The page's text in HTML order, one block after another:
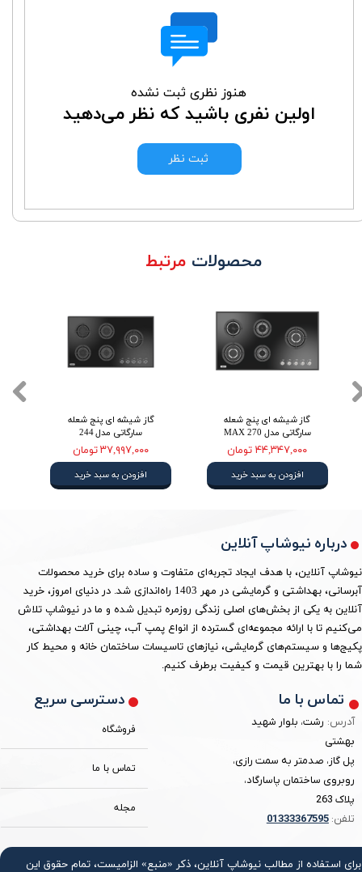
هنوز نظری ثبت نشده
اولین نفری باشید که نظر می‌دهید
ثبت نظر
گاز شیشه ای پنج شعله
سارگاتی مدل 244
۳۷,۹۹۷,۰۰۰ تومان
افزودن به سبد خرید
گاز شیشه ای پنج شعله
سارگاتی مدل 270 MAX
۴۴,۳۴۷,۰۰۰ تومان
افزودن به سبد خرید
محصولات مرتبط
برای استفاده از مطالب نیوشاپ آنلاین، ذکر «منبع» الزامیست، تمام حقوق اين
درباره نیوشاپ آنلاین
نیوشاپ آنلاین، با هدف ایجاد تجربه‌ای متفاوت و ساده برای خرید محصولات
آبرسانی، بهداشتی و گرمایشی در مهر 1403 راه‌اندازی شد. در دنیای امروز، خرید
آنلاین به یکی از بخش‌های اصلی زندگی روزمره تبدیل شده و ما در نیوشاپ تلاش
می‌کنیم تا با ارائه مجموعه‌ای گسترده از انواع پمپ آب، چینی آلات بهداشتی،
پکیج‌ها و سیستم‌های گرمایشی، نیازهای تاسیسات ساختمان خانه و محیط کار
شما را با بهترین قیمت و کیفیت برطرف کنیم.
دسترسی سریع
فروشگاه
تماس با ما
مجله
تماس با ما
آدرس: رشت، بلوار شهید
بهشتی
پل گاز، صدمتر به سمت رازی،
روبروی ساختمان پاسارگاد،
پلاک 263
تلفن:
01333367595